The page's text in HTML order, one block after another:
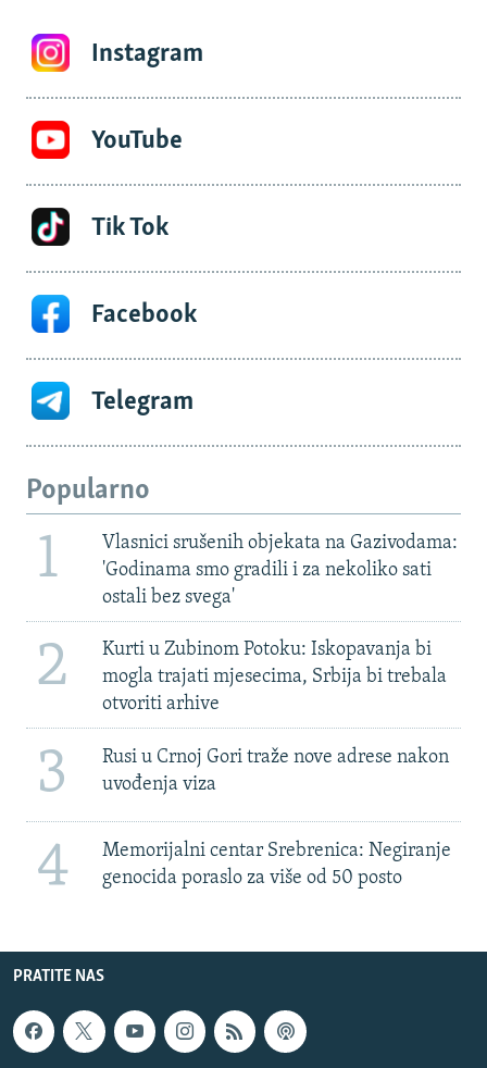
Instagram
YouTube
Tik Tok
Facebook
Telegram
Popularno
1
Vlasnici srušenih objekata na Gazivodama:
'Godinama smo gradili i za nekoliko sati
ostali bez svega'
2
Kurti u Zubinom Potoku: Iskopavanja bi
mogla trajati mjesecima, Srbija bi trebala
otvoriti arhive
3
Rusi u Crnoj Gori traže nove adrese nakon
uvođenja viza
4
Memorijalni centar Srebrenica: Negiranje
genocida poraslo za više od 50 posto
PRATITE NAS